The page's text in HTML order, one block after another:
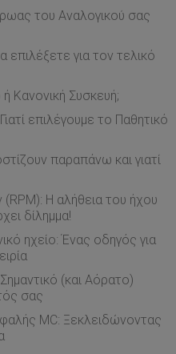
του Αναλογικού σας
επιλέξετε για τον τελικό
Κανονική Συσκευή;
επιλέγουμε το Παθητικό
παραπάνω και γιατί
Η αλήθεια του ήχου
δίλημμα!
ηχείο: Ένας οδηγός για
(και Αόρατο)
σας
MC: Ξεκλειδώνοντας